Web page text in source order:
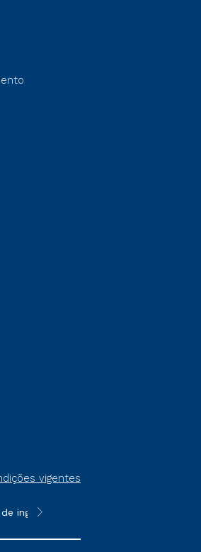
vigentes
exceto na prova on-line ou
**Semipresencial é um formato do